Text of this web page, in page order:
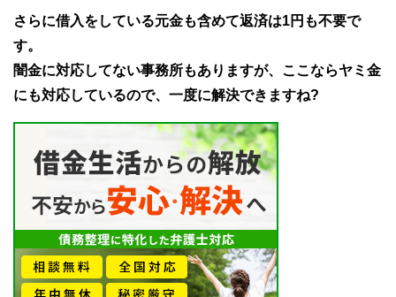
さらに借入をしている元金も含めて返済は1円も不要で
す。
闇金に対応してない事務所もありますが、ここならヤミ金
にも対応しているので、一度に解決できますね?